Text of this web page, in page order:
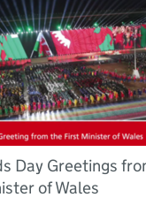
Day Greetings
of Wales